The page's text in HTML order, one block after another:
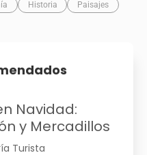
Historia Paisajes
Navidad:
y Mercadillos
Turista